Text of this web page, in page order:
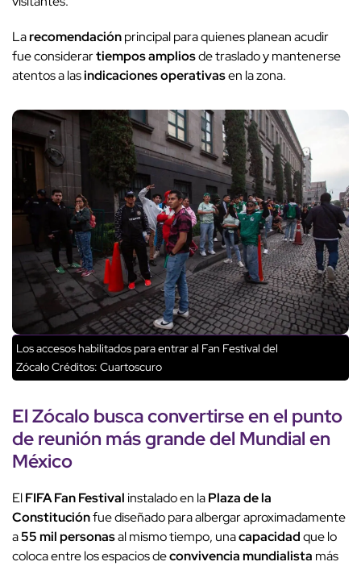
Larecomendaciónprincipal para quienes planean acudir
fue considerartiempos ampliosde traslado y mantenerse
atentos a lasindicaciones operativasen la zona.
Los accesos habilitados para entrar al Fan Festival del
ZócaloCréditos: Cuartoscuro
ElZócalobusca convertirse en el punto
de reunión más grande del Mundial en
México
ElFIFA Fan Festivalinstalado en laPlaza de la
Constituciónfue diseñado para albergar aproximadamente
a55 mil personasal mismo tiempo, unacapacidadque lo
coloca entre los espacios deconvivencia mundialista más